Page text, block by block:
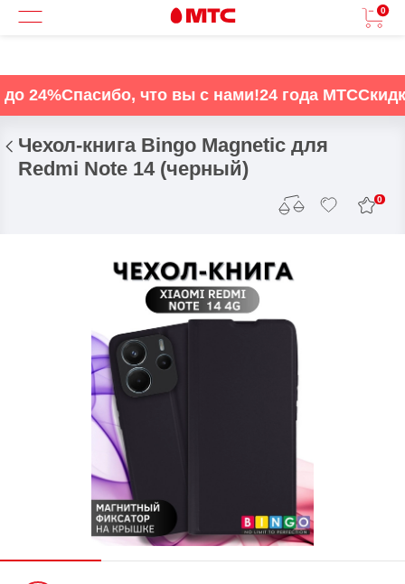
0
24%Спасибо, что вы с нами!24 года МТС
Чехол-книга Bingo Magnetic для
Redmi Note 14 (черный)
0